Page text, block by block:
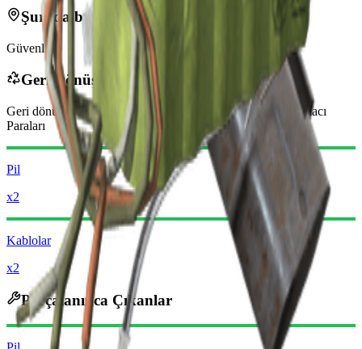
Şurada bulunabilir
Güvenlik
Geri Dönüştürülünce
Geri dönüştürüldüğünde şunları alırsınız -100 daha az
Yağmacı
Paraları
Pil
x2
Kablolar
x2
Parçalanınca Çıkanlar